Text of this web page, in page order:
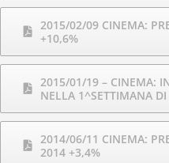
2015/02/09 CINEMA:
+10,6%
2015/01/19 – CINEMA:
NELLA 1^SETTIMANA
2014/06/11 CINEMA:
2014 +3,4%